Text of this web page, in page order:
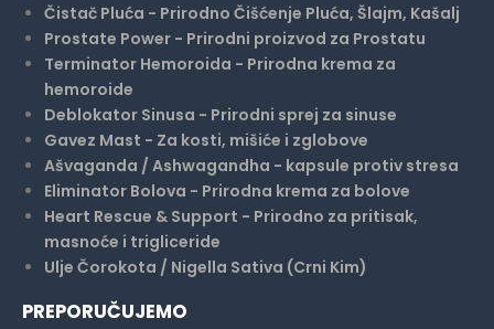
Čistač Pluća - Prirodno Čišćenje Pluća, Šlajm, Kašalj
Prostate Power - Prirodni proizvod za Prostatu
Terminator Hemoroida - Prirodna krema za
hemoroide
Deblokator Sinusa - Prirodni sprej za sinuse
Gavez Mast - Za kosti, mišiće i zglobove
Ašvaganda / Ashwagandha - kapsule protiv stresa
Eliminator Bolova - Prirodna krema za bolove
Heart Rescue & Support - Prirodno za pritisak,
masnoće i trigliceride
Ulje Čorokota / Nigella Sativa (Crni Kim)
PREPORUČUJEMO